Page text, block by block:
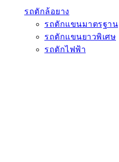
รถตักล้อยาง
รถตักแขนมาตรฐาน
รถตักแขนยาวพิเศษ
รถตักไฟฟ้า